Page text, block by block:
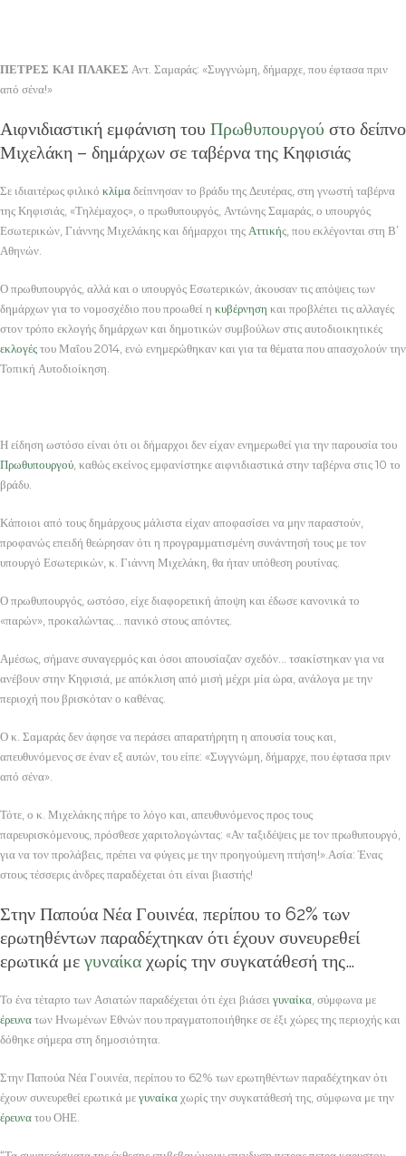
ΠΕΤΡΕΣ ΚΑΙ ΠΛΑΚΕΣ Αντ. Σαμαράς: «Συγγνώμη, δήμαρχε, που έφτασα πριν
από σένα!»
Αιφνιδιαστική εμφάνιση του Πρωθυπουργού στο δείπνο
Μιχελάκη – δημάρχων σε ταβέρνα της Κηφισιάς
Σε ιδιαιτέρως φιλικό κλίμαδείπνησαν το βράδυ της Δευτέρας, στη γνωστή ταβέρνα
της Κηφισιάς, «Τηλέμαχος», ο πρωθυπουργός, Αντώνης Σαμαράς, ο υπουργός
Εσωτερικών, Γιάννης Μιχελάκης και δήμαρχοι της Αττικής, που εκλέγονται στη Β’
Αθηνών.
Ο πρωθυπουργός, αλλά και ο υπουργός Εσωτερικών, άκουσαν τις απόψεις των
δημάρχων για το νομοσχέδιο που προωθεί η κυβέρνηση και προβλέπει τις αλλαγές
στον τρόπο εκλογής δημάρχων και δημοτικών συμβούλων στις αυτοδιοικητικές
εκλογέςτου Μαΐου 2014, ενώ ενημερώθηκαν και για τα θέματα που απασχολούν την
Τοπική Αυτοδιοίκηση.
Η είδηση ωστόσο είναι ότι οι δήμαρχοι δεν είχαν ενημερωθεί για την παρουσία του
Πρωθυπουργού , καθώς εκείνος εμφανίστηκε αιφνιδιαστικά στην ταβέρνα στις 10 το
βράδυ.
Κάποιοι από τους δημάρχους μάλιστα είχαν αποφασίσει να μην παραστούν,
προφανώς επειδή θεώρησαν ότι η προγραμματισμένη συνάντησή τους με τον
υπουργό Εσωτερικών, κ. Γιάννη Μιχελάκη, θα ήταν υπόθεση ρουτίνας.
Ο πρωθυπουργός, ωστόσο, είχε διαφορετική άποψη και έδωσε κανονικά το
«παρών», προκαλώντας… πανικό στους απόντες.
Αμέσως, σήμανε συναγερμός και όσοι απουσίαζαν σχεδόν… τσακίστηκαν για να
ανέβουν στην Κηφισιά, με απόκλιση από μισή μέχρι μία ώρα, ανάλογα με την
περιοχή που βρισκόταν ο καθένας.
Ο κ. Σαμαράς δεν άφησε να περάσει απαρατήρητη η απουσία τους και,
απευθυνόμενος σε έναν εξ αυτών, του είπε: «Συγγνώμη, δήμαρχε, που έφτασα πριν
από σένα».
Τότε, ο κ. Μιχελάκης πήρε το λόγο και, απευθυνόμενος προς τους
παρευρισκόμενους, πρόσθεσε χαριτολογώντας: «Αν ταξιδέψεις με τον πρωθυπουργό,
για να τον προλάβεις, πρέπει να φύγεις με την προηγούμενη πτήση!».Ασία: Ένας
στους τέσσερις άνδρες παραδέχεται ότι είναι βιαστής!
Στην Παπούα Νέα Γουινέα, περίπου το 62% των
ερωτηθέντων παραδέχτηκαν ότι έχουν συνευρεθεί
ερωτικά με γυναίκα χωρίς την συγκατάθεσή της…
Το ένα τέταρτο των Ασιατών παραδέχεται ότι έχει βιάσει γυναίκα , σύμφωνα με
έρευνατων Ηνωμένων Εθνών που πραγματοποιήθηκε σε έξι χώρες της περιοχής και
δόθηκε σήμερα στη δημοσιότητα.
Στην Παπούα Νέα Γουινέα, περίπου το 62% των ερωτηθέντων παραδέχτηκαν ότι
έχουν συνευρεθεί ερωτικά μεγυναίκαχωρίς την συγκατάθεσή της, σύμφωνα με την
έρευνατου ΟΗΕ.